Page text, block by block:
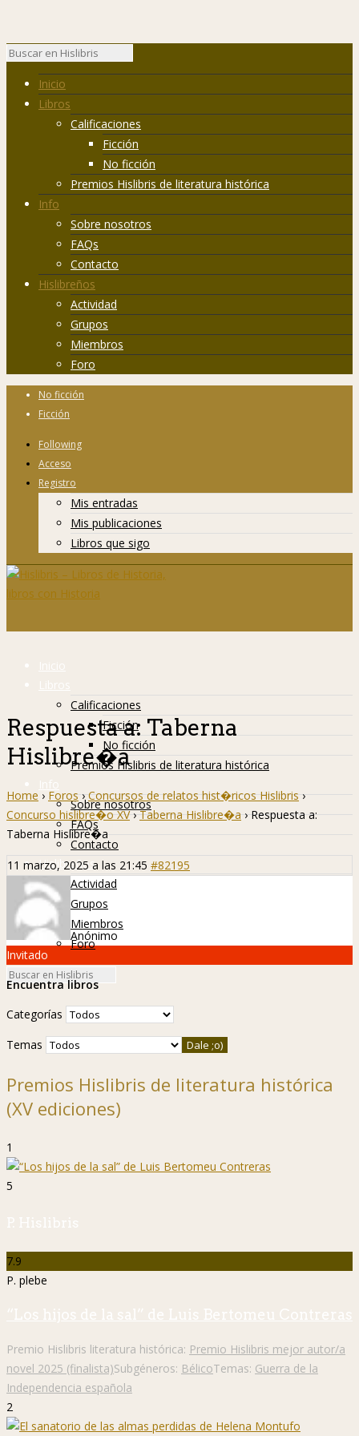
Inicio
Libros
Calificaciones
Ficción
No ficción
Premios Hislibris de literatura histórica
Info
Sobre nosotros
FAQs
Contacto
Hislibreños
Actividad
Grupos
Miembros
Foro
No ficción
Ficción
Following
Acceso
Registro
Mis entradas
Mis publicaciones
Libros que sigo
Inicio
Libros
Calificaciones
Ficción
No ficción
Premios Hislibris de literatura histórica
Info
Sobre nosotros
FAQs
Contacto
Hislibreños
Actividad
Grupos
Miembros
Foro
Respuesta a: Taberna
Hislibre�a
Home › Foros › Concursos de relatos hist�ricos Hislibris ›
Concurso hislibre�o XV › Taberna Hislibre�a › Respuesta a:
Taberna Hislibre�a
11 marzo, 2025 a las 21:45 #82195
Anónimo
Invitado
Encuentra libros
Categorías
Temas
Premios Hislibris de literatura histórica
(XV ediciones)
1
5
P. Hislibris
7.9
P. plebe
“Los hijos de la sal” de Luis Bertomeu Contreras
Premio Hislibris literatura histórica: Premio Hislibris mejor autor/a
novel 2025 (finalista)Subgéneros: BélicoTemas: Guerra de la
Independencia española
2